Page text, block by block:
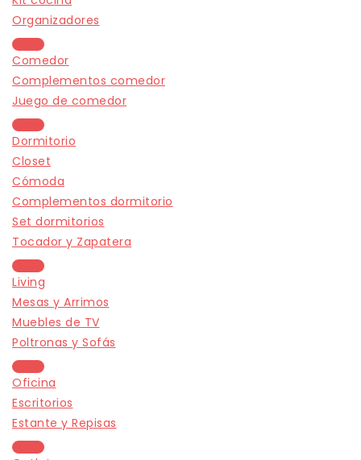
Organizadores
Comedor
Complementos comedor
Juego de comedor
Dormitorio
Closet
Cómoda
Complementos dormitorio
Set dormitorios
Tocador y Zapatera
Living
Mesas y Arrimos
Muebles de TV
Poltronas y Sofás
Oficina
Escritorios
Estante y Repisas